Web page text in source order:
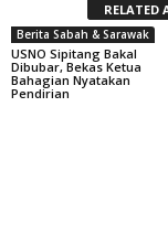
RELATED
Berita Sabah & Sarawak
USNO Sipitang Bakal
Dibubar, Bekas Ketua
Bahagian Nyatakan
Pendirian